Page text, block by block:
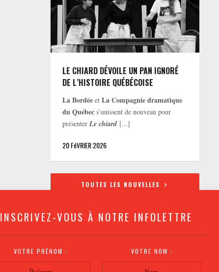
INSCRIVEZ-VOUS À NOTRE INFOLETTRE
VOTRE PRÉNOM : VOTRE NOM :
LE CHIARD DÉVOILE UN PAN IGNORÉ
DE L’HISTOIRE QUÉBÉCOISE
La Bordée etLa Compagnie dramatique
du Québec s’unissent de nouveau pour
présenterLe chiard [...]
20 FéVRIER 2026
TOUTES LES NOUVELLES